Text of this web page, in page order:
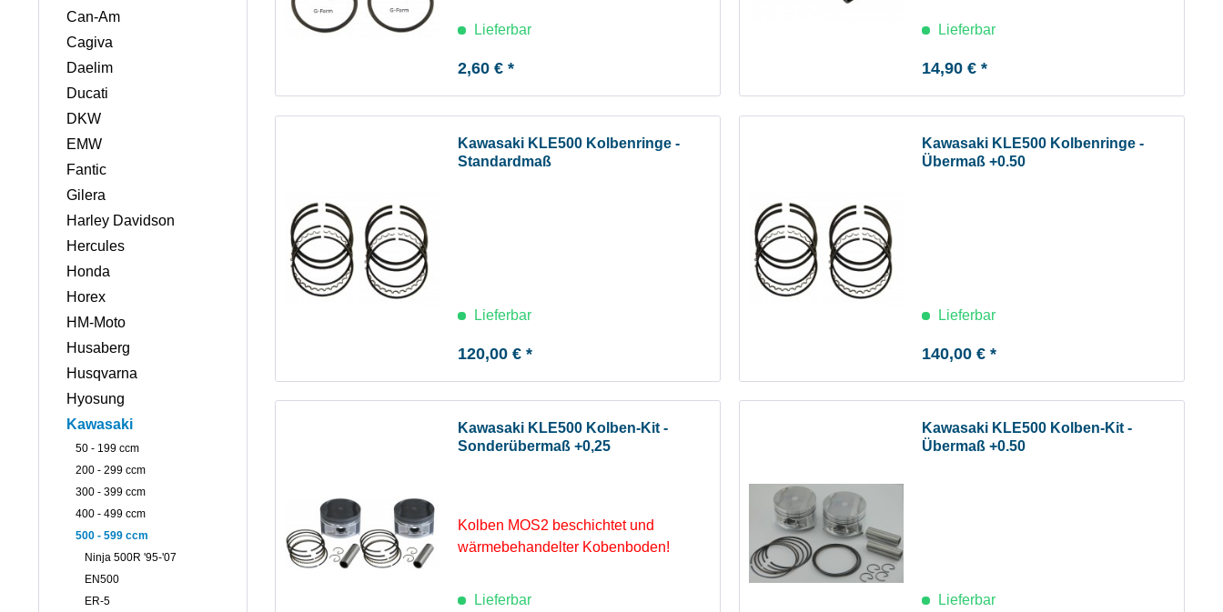
Can-Am
Cagiva
Daelim
Ducati
DKW
EMW
Fantic
Gilera
Harley Davidson
Hercules
Honda
Horex
HM-Moto
Husaberg
Husqvarna
Hyosung
Kawasaki
50 - 199 ccm
200 - 299 ccm
300 - 399 ccm
400 - 499 ccm
500 - 599 ccm
Ninja 500R '95-'07
EN500
ER-5
Lieferbar
2,60 € *
Lieferbar
14,90 € *
Kawasaki KLE500 Kolbenringe -
Standardmaß
Lieferbar
120,00 € *
Kawasaki KLE500 Kolbenringe -
Übermaß +0.50
Lieferbar
140,00 € *
Kawasaki KLE500 Kolben-Kit -
Sonderübermaß +0,25
Kolben MOS2 beschichtet und
wärmebehandelter Kobenboden!
Lieferbar
Kawasaki KLE500 Kolben-Kit -
Übermaß +0.50
Lieferbar